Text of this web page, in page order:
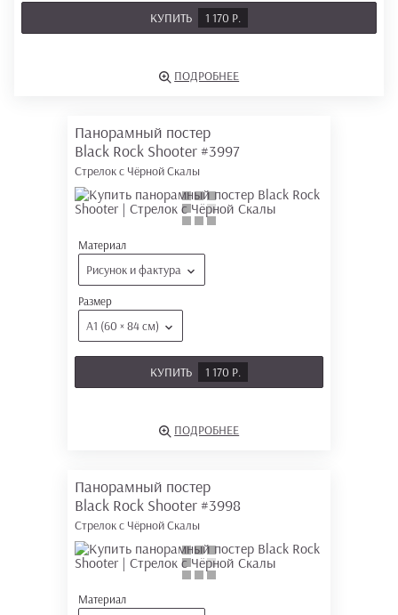
КУПИТЬ 1 170 Р.
ПОДРОБНЕЕ
Панорамный постер
Black Rock Shooter #3997
Стрелок с Чёрной Скалы
Материал
Рисунок и фактура
Размер
А1 (60 × 84 см)
КУПИТЬ 1 170 Р.
ПОДРОБНЕЕ
Панорамный постер
Black Rock Shooter #3998
Стрелок с Чёрной Скалы
Материал